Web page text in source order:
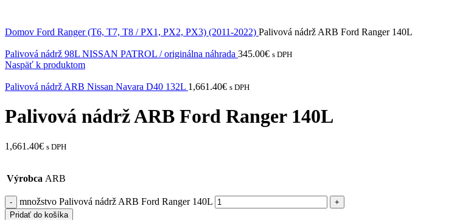
Domov Ford Ranger (T6, T7, T8 / PX1, PX2, PX3) (2011-2022) Palivová nádrž ARB Ford Ranger 140L
Palivová nádrž 98L NISSAN PATROL / originálna náhrada 345.00€ s DPH
Naspäť k produktom
Palivová nádrž ARB Nissan Navara D40 132L 1,661.40€ s DPH
Palivová nádrž ARB Ford Ranger 140L
1,661.40€ s DPH
Výrobca ARB
množstvo Palivová nádrž ARB Ford Ranger 140L
Pridať do košíka